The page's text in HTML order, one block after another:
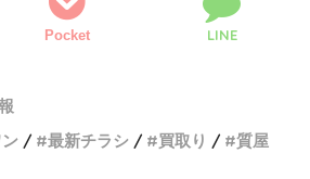
Pocket LINE
最新チラシ 買取り 質屋